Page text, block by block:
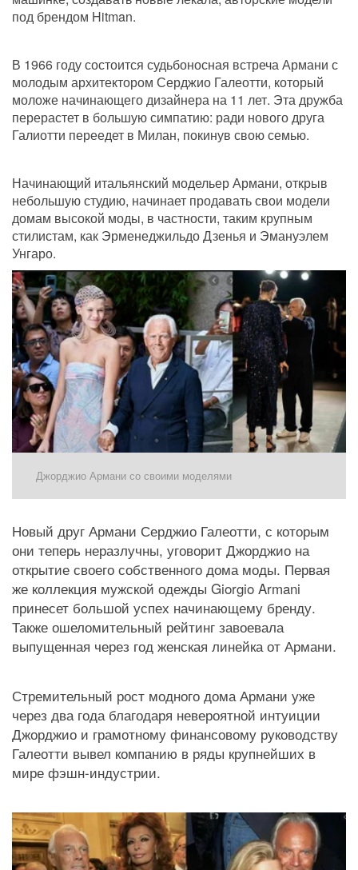
под брендом Hitman.
В 1966 году состоится судьбоносная встреча Армани с
молодым архитектором Серджио Галеотти, который
моложе начинающего дизайнера на 11 лет. Эта дружба
перерастет в большую симпатию: ради нового друга
Галиотти переедет в Милан, покинув свою семью.
Начинающий итальянский модельер Армани, открыв
небольшую студию, начинает продавать свои модели
домам высокой моды, в частности, таким крупным
стилистам, как Эрменеджильдо Дзенья и Эмануэлем
Унгаро.
Джорджио Армани со своими моделями
Новый друг Армани Серджио Галеотти, с которым
они теперь неразлучны, уговорит Джорджио на
открытие своего собственного дома моды. Первая
же коллекция мужской одежды Giorgio Armani
принесет большой успех начинающему бренду.
Также ошеломительный рейтинг завоевала
выпущенная через год женская линейка от Армани.
Стремительный рост модного дома Армани уже
через два года благодаря невероятной интуиции
Джорджио и грамотному финансовому руководству
Галеотти вывел компанию в ряды крупнейших в
мире фэшн-индустрии.